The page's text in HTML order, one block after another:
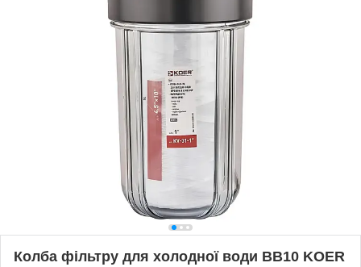
Колба фільтру для холодної води ВВ10 KOER